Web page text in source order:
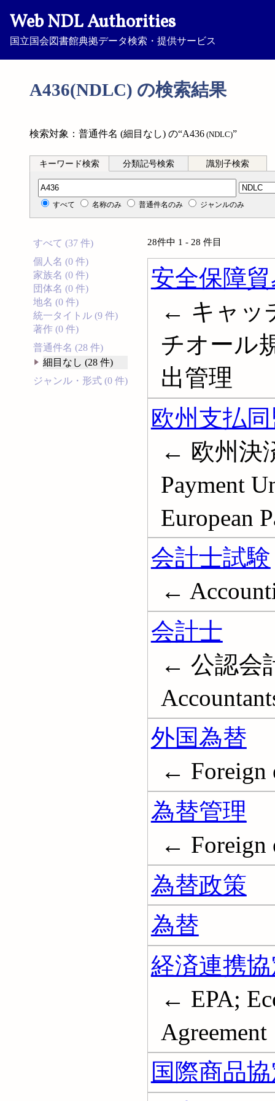
Web NDL Authorities
国立国会図書館典拠データ検索・提供サービス
A436(NDLC) の検索結果
検索対象：普通件名 (細目なし) の“A436 (NDLC)”
キーワード検索 分類記号検索 識別子検索
分類記号検索
すべて 名称のみ 普通件名のみ ジャンルのみ
すべて (37 件)
個人名 (0 件)
家族名 (0 件)
団体名 (0 件)
地名 (0 件)
統一タイトル (9 件)
著作 (0 件)
普通件名 (28 件)
細目なし (28 件)
ジャンル・形式 (0 件)
28件中 1 - 28 件目
安全保障
← キャッ
チオール
出管理
欧州支払
← 欧州決
Payment
European
会計士試験
←
会計士
← 公認会
外国為替
← Foreign
為替管理
← Foreign
為替政策
為替
経済連携
← EPA;
Agreement
国際商品